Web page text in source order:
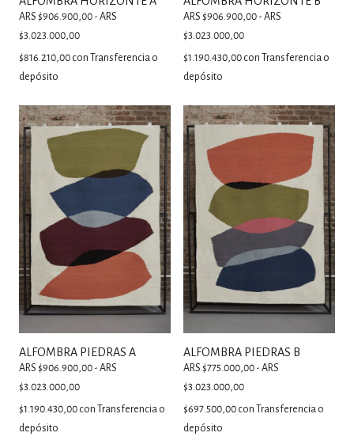
ARS $906.900,00 - ARS
$3.023.000,00
$816.210,00 con
Transferencia o
depósito
ARS $906.900,00 - ARS
$3.023.000,00
$1.190.430,00 con
Transferencia o
depósito
ALFOMBRA PIEDRAS A
ARS $906.900,00 - ARS
$3.023.000,00
$1.190.430,00 con
Transferencia o
depósito
ALFOMBRA PIEDRAS B
ARS $775.000,00 - ARS
$3.023.000,00
$697.500,00 con
Transferencia o
depósito